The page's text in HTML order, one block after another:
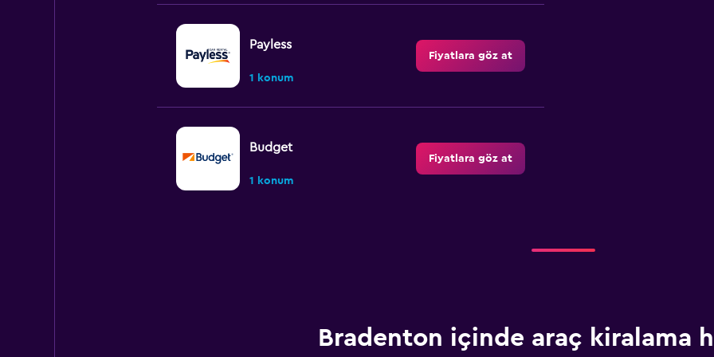
Payless
1 konum
Fiyatlara göz at
Budget
1 konum
Fiyatlara göz at
Bradenton içinde araç kiralama